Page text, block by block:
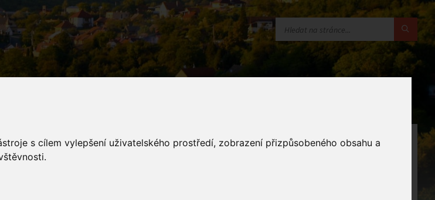
s cílem vylepšení uživatelského prostředí, zobrazení přizpůsobeného obsahu a
OZNÁMENÍ